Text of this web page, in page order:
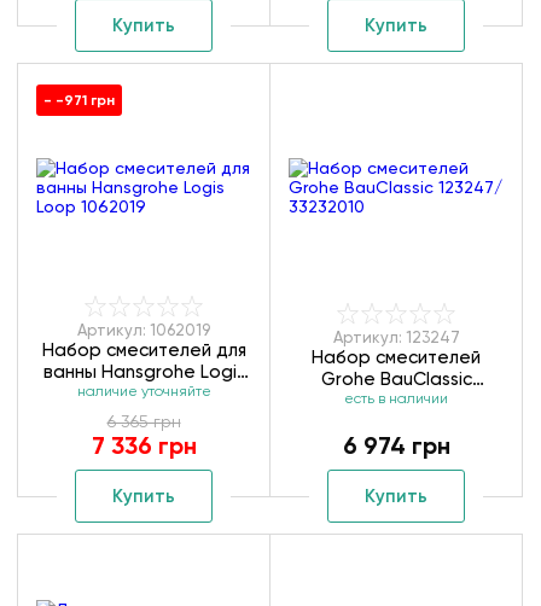
Купить Купить
- -971 грн
Артикул: 1062019
Набор смесителей для
ванны Hansgrohe Logis
Loop 1062019
наличие уточняйте
6 365 грн
7 336 грн
Купить
Артикул: 123247
Набор смесителей
Grohe BauClassic
123247/ 33232010
есть в наличии
6 974 грн
Купить